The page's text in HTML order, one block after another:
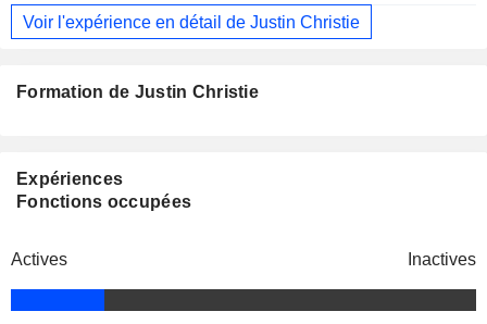
Voir l'expérience en détail de Justin Christie
Formation de Justin Christie
Expériences
Fonctions occupées
Actives Inactives